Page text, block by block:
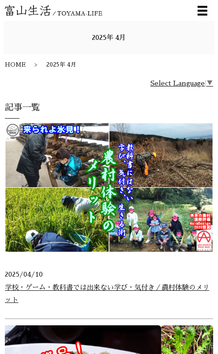
メ
2025年 4月
HOME 2025年 4月
Select Language ▼
記事一覧
2025/04/10
学校・ゲーム・教科書では出来ない学び・気付き／農村体験のメリ
ット